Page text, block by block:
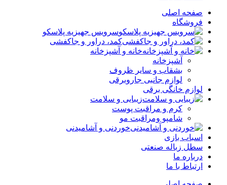
صفحه اصلی
فروشگاه
سرویس جهیزیه پلاسکو
کمد، دراور و جاکفشی
خانه و آشپزخانه
آشپزخانه
بشقاب و سایر ظروف
لوازم جانبی جاروبرقی
لوازم خانگی برقی
زیبایی و سلامت
کرم و مراقبت پوست
شامپو ومراقبت مو
خوردنی و آشامیدنی
اسباب بازی
سطل زباله صنعتی
درباره ما
ارتباط با ما